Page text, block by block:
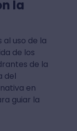
la
uso de la
de los
de la
del
en
guiar la